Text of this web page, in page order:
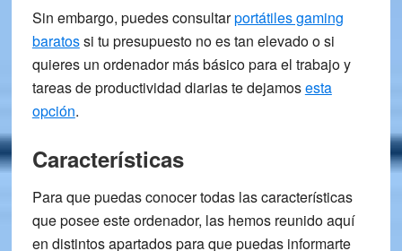
Sin embargo, puedes consultarportátiles gaming
baratossi tu presupuesto no es tan elevado o si
quieres un ordenador más básico para el trabajo y
tareas de productividad diarias te dejamosesta
opción.
Características
Para que puedas conocertodas las características
que posee este ordenador, las hemos reunido aquí
en distintos apartados para que puedas informarte